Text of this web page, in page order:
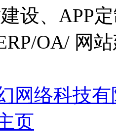
设、APP
OA/ 网
网络科技
页